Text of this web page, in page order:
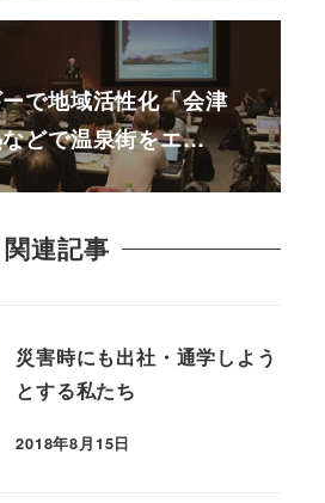
で地域活性化「会津
どで温泉街をエ…
関連記事
災害時にも出社・通学しよう
とする私たち
2018年8月15日